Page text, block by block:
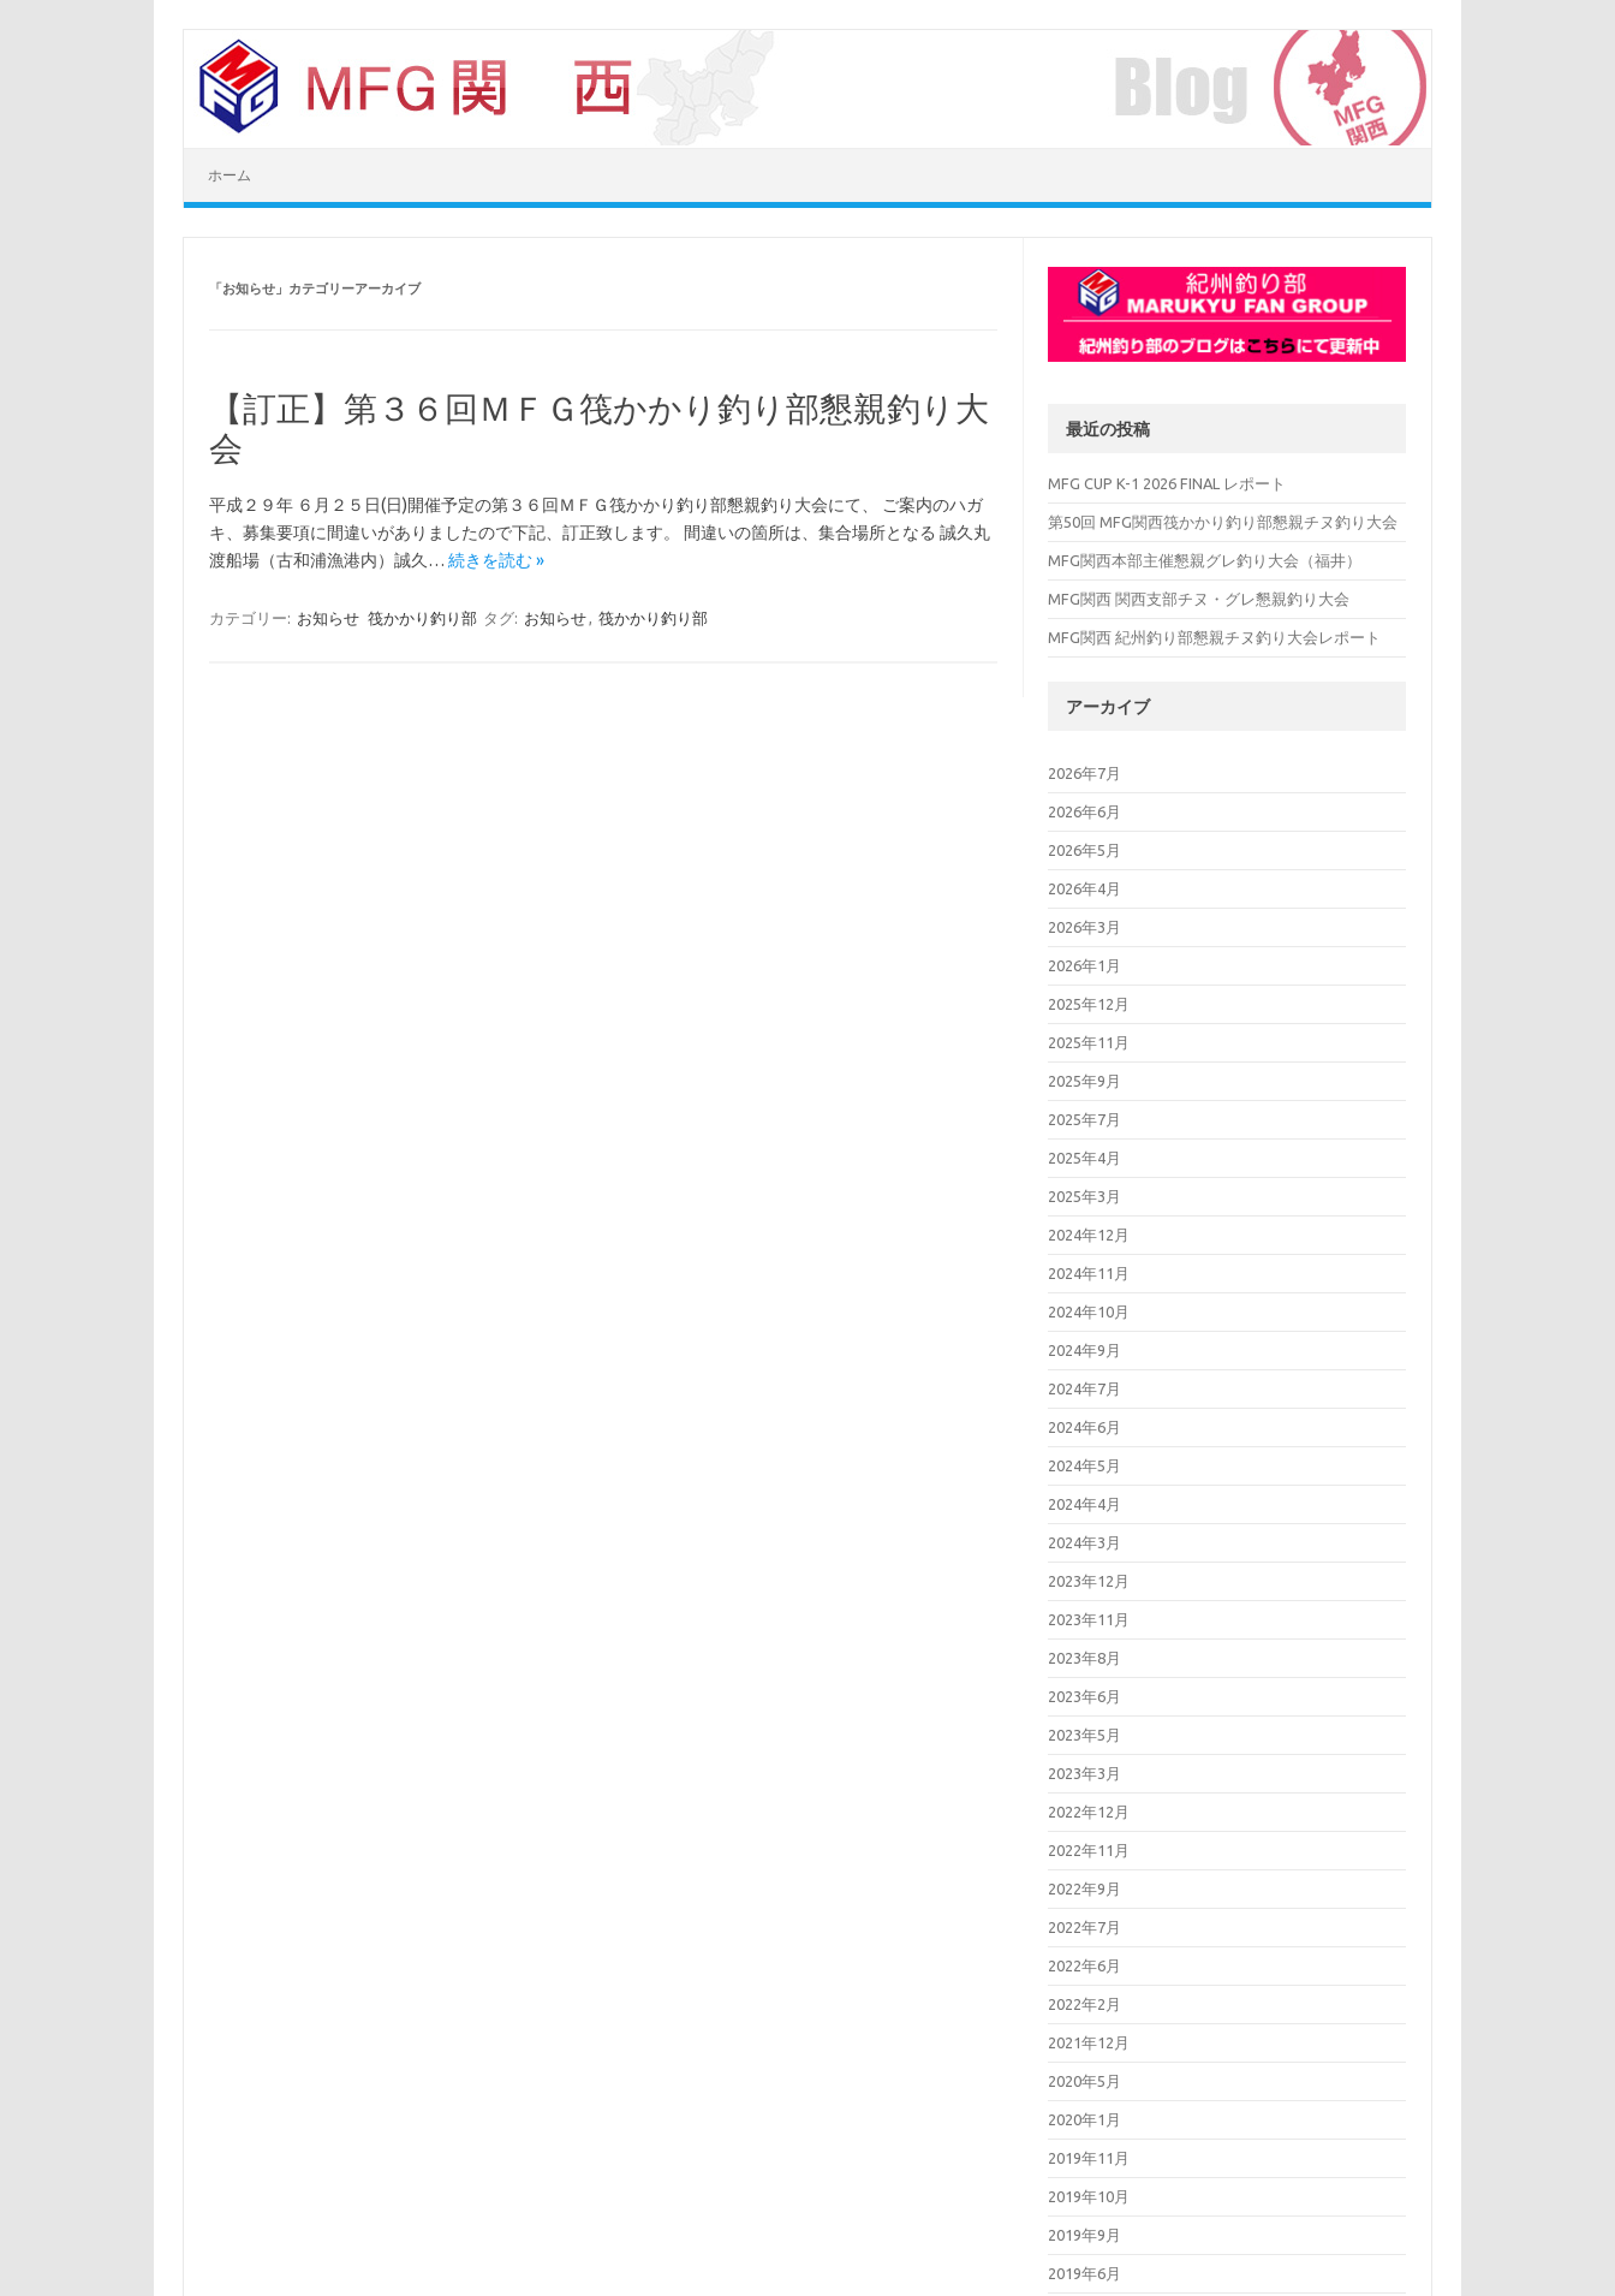
ホーム
「お知らせ」カテゴリーアーカイブ
【訂正】第３６回ＭＦＧ筏かかり釣り部懇親釣り大
会
平成２９年 ６月２５日(日)開催予定の第３６回ＭＦＧ筏かかり釣り部懇親釣り大会にて、 ご案内のハガ
キ、募集要項に間違いがありましたので下記、訂正致します。 間違いの箇所は、集合場所となる 誠久丸
渡船場（古和浦漁港内）誠久… 続きを読む »
カテゴリー: お知らせ 筏かかり釣り部 タグ: お知らせ, 筏かかり釣り部
最近の投稿
MFG CUP K-1 2026 FINAL レポート
第50回 MFG関西筏かかり釣り部懇親チヌ釣り大会
MFG関西本部主催懇親グレ釣り大会（福井）
MFG関西 関西支部チヌ・グレ懇親釣り大会
MFG関西 紀州釣り部懇親チヌ釣り大会レポート
アーカイブ
2026年7月
2026年6月
2026年5月
2026年4月
2026年3月
2026年1月
2025年12月
2025年11月
2025年9月
2025年7月
2025年4月
2025年3月
2024年12月
2024年11月
2024年10月
2024年9月
2024年7月
2024年6月
2024年5月
2024年4月
2024年3月
2023年12月
2023年11月
2023年8月
2023年6月
2023年5月
2023年3月
2022年12月
2022年11月
2022年9月
2022年7月
2022年6月
2022年2月
2021年12月
2020年5月
2020年1月
2019年11月
2019年10月
2019年9月
2019年6月